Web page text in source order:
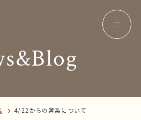
コンセプト
オーダー中敷き
会社概要
4/22からの営業について